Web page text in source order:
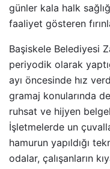
günler kala halk
faaliyet gösteren
Başiskele Belediyesi
periyodik olarak
ayı öncesinde hız
gramaj konularında
ruhsat ve hijyen
İşletmelerde un
hamurun yapıldığı
odalar, çalışanların